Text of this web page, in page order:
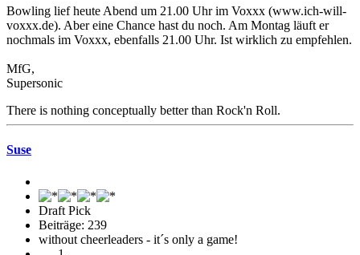
Bowling lief heute Abend um 21.00 Uhr im Voxxx (www.ich-will-
voxxx.de). Aber eine Chance hast du noch. Am Montag läuft er
nochmals im Voxxx, ebenfalls 21.00 Uhr. Ist wirklich zu empfehlen.
MfG,
Supersonic
There is nothing conceptually better than Rock'n Roll.
Suse
Draft Pick
Beiträge: 239
without cheerleaders - it´s only a game!